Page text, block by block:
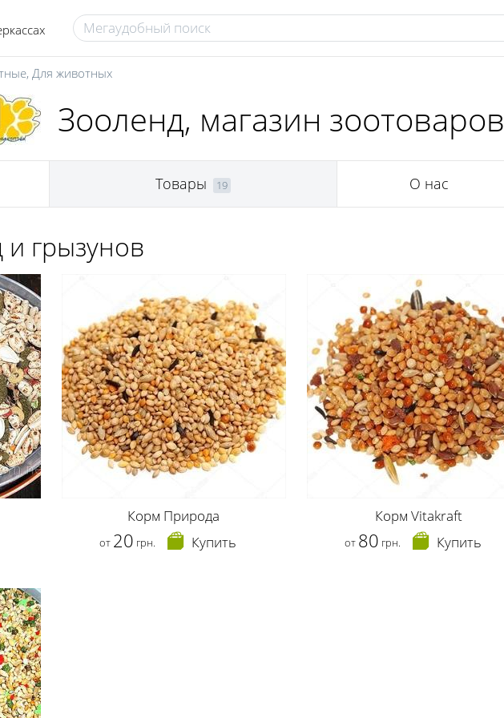
, Для животных
Зооленд, магазин зоотоваров
Товары 19 О нас
грызунов
Корм Природа
от 20 грн. Купить
Корм Vitakraft
от 80 грн. Купить